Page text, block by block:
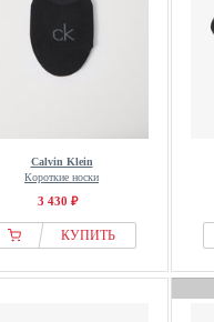
Calvin Klein
Короткие носки
3 430 ₽
КУПИТЬ